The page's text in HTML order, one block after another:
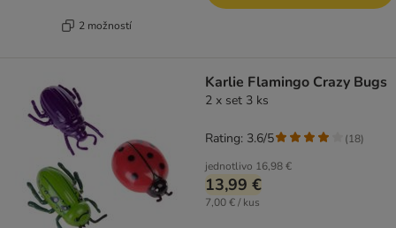
2 možností
Karlie Flamingo Crazy Bugs
2 x set 3 ks
jednotlivo 16,98 €
13,99 €
7,00 € / kus
Rating: 3.6/5 (18)